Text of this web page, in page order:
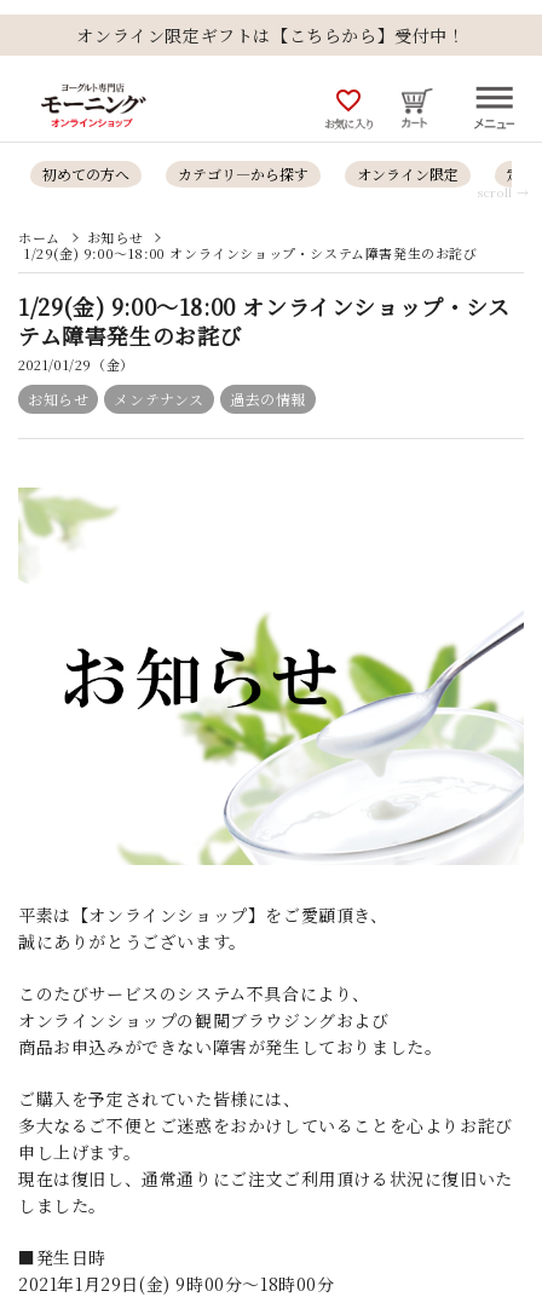
オンライン限定ギフトは【こちらから】受付中！
favorite_outline
お気に入り
初めての方へ カテゴリ―から探す オンライン限定 定番
scroll →
ホーム
お知らせ
1/29(金) 9:00～18:00 オンラインショップ・システム障害発生のお詫び
1/29(金) 9:00～18:00 オンラインショップ・シス
テム障害発生のお詫び
2021/01/29（金）
お知らせ メンテナンス 過去の情報
平素は【オンラインショップ】をご愛顧頂き、
誠にありがとうございます。
このたびサービスのシステム不具合により、
オンラインショップの観閲ブラウジングおよび
商品お申込みができない障害が発生しておりました。
ご購入を予定されていた皆様には、
多大なるご不便とご迷惑をおかけしていることを心よりお詫び
申し上げます。
現在は復旧し、通常通りにご注文ご利用頂ける状況に復旧いた
しました。
■発生日時
2021年1月29日(金) 9時00分～18時00分